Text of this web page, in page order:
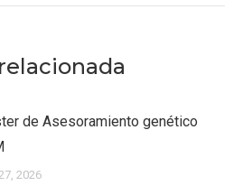
de Asesoramiento genético
2026